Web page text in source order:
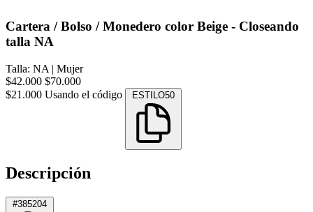
Cartera / Bolso / Monedero color Beige - Closeando
talla NA
Talla: NA | Mujer
$42.000 $70.000
$21.000 Usando el código ESTILO50
Descripción
#385204